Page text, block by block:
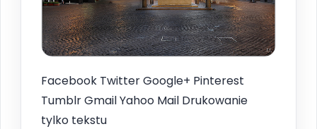
Facebook Twitter Google+ Pinterest
Tumblr Gmail Yahoo Mail Drukowanie
tylko tekstu